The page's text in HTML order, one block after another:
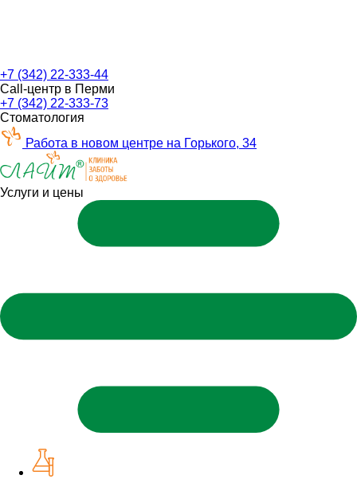
+7 (342) 22-333-44
Call-центр в Перми
+7 (342) 22-333-73
Стоматология
Работа в новом центре на Горького, 34
Услуги и цены